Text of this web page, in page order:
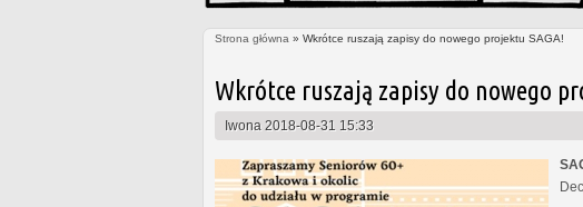
Strona główna » Wkrótce ruszają zapisy do nowego projektu SAGA!
Wkrótce ruszają zapisy do nowego
Iwona 2018-08-31 15:33